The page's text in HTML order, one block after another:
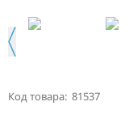
Код товара: 81537